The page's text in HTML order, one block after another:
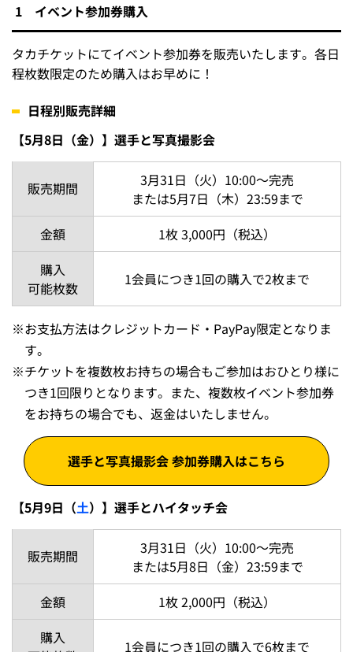
1 イベント参加券購入
タカチケットにてイベント参加券を販売いたします。各日
程枚数限定のため購入はお早めに！
日程別販売詳細
【5月8日（金）】選手と写真撮影会
販売期間
3月31日（火）10:00～完売
または5月7日（木）23:59まで
金額
1枚 3,000円（税込）
購入
可能枚数
1会員につき1回の購入で2枚まで
※お支払方法はクレジットカード・PayPay限定となりま
す。
※チケットを複数枚お持ちの場合もご参加はおひとり様に
つき1回限りとなります。また、複数枚イベント参加券
をお持ちの場合でも、返金はいたしません。
選手と写真撮影会 参加券購入はこちら
【5月9日（土）】選手とハイタッチ会
販売期間
3月31日（火）10:00～完売
または5月8日（金）23:59まで
金額
1枚 2,000円（税込）
購入
1会員につき1回の購入で6枚まで